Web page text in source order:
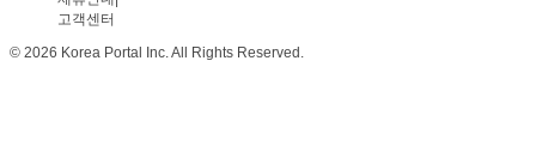
고객센터
© 2026 Korea Portal Inc. All Rights Reserved.